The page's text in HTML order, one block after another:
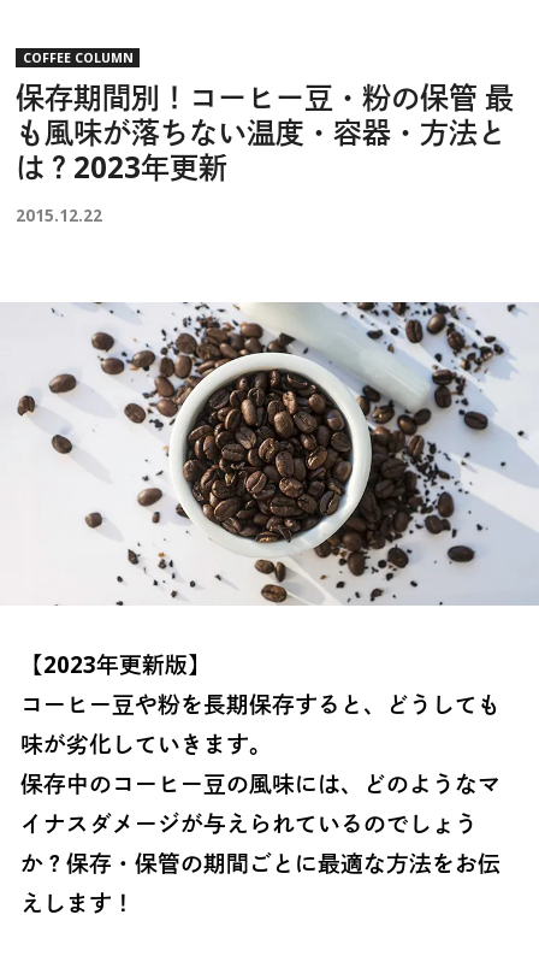
COFFEE COLUMN
保存期間別！コーヒー豆・粉の保管 最
も風味が落ちない温度・容器・方法と
は？2023年更新
2015.12.22
【2023年更新版】
コーヒー豆や粉を長期保存すると、どうしても
味が劣化していきます。
保存中のコーヒー豆の風味には、どのようなマ
イナスダメージが与えられているのでしょう
か？保存・保管の期間ごとに最適な方法をお伝
えします！